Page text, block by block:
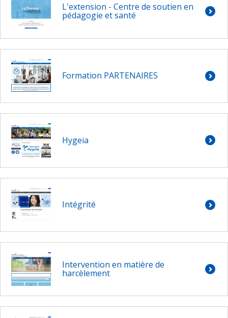
L'extension - Centre de soutien en
pédagogie et santé
Formation PARTENAIRES
Hygeia
Intégrité
Intervention en matière de
harcèlement